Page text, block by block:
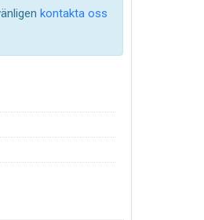
kontakta oss